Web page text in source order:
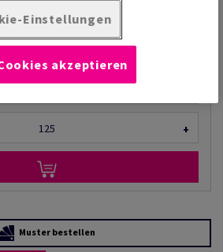
Mengeneinheiten
+
Muster bestellen
Einstellungen
akzeptieren